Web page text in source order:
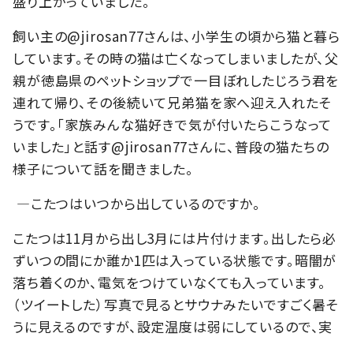
飼い主の@jirosan77さんは、小学生の頃から猫と暮ら
しています。その時の猫は亡くなってしまいましたが、父
親が徳島県のペットショップで一目ぼれしたじろう君を
連れて帰り、その後続いて兄弟猫を家へ迎え入れたそ
うです。「家族みんな猫好きで気が付いたらこうなって
いました」と話す@jirosan77さんに、普段の猫たちの
様子について話を聞きました。
―こたつはいつから出しているのですか。
こたつは11月から出し3月には片付けます。出したら必
ずいつの間にか誰か1匹は入っている状態です。暗闇が
落ち着くのか、電気をつけていなくても入っています。
（ツイートした）写真で見るとサウナみたいですごく暑そ
うに見えるのですが、設定温度は弱にしているので、実